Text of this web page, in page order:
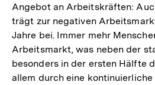
Angebot an Arbeitskräften:
trägt zur negativen
Jahre bei. Immer mehr
Arbeitsmarkt, was neben der
besonders in der ersten Hälfte
allem durch eine kontinuierliche